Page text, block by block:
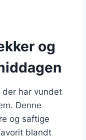
og
har vundet
Denne
og saftige
blandt